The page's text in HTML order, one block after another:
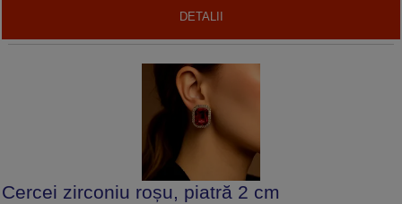
DETALII
Cercei zirconiu roșu, piatră 2 cm